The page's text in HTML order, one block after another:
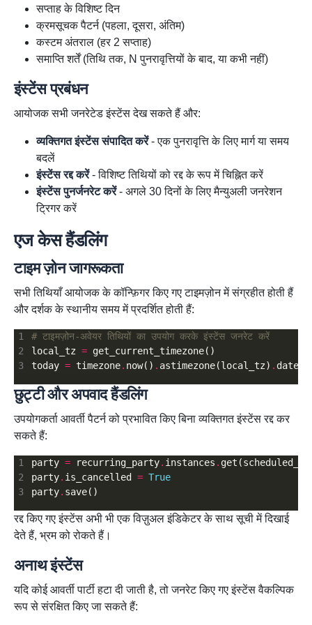
सप्ताह के विशिष्ट दिन
क्रमसूचक पैटर्न (पहला, दूसरा, अंतिम)
कस्टम अंतराल (हर 2 सप्ताह)
समाप्ति शर्तें (तिथि तक, N पुनरावृत्तियों के बाद, या कभी नहीं)
इंस्टेंस प्रबंधन
आयोजक सभी जनरेटेड इंस्टेंस देख सकते हैं और:
व्यक्तिगत इंस्टेंस संपादित करें- एक पुनरावृत्ति के लिए मार्ग या समय
बदलें
इंस्टेंस रद्द करें- विशिष्ट तिथियों को रद्द के रूप में चिह्नित करें
इंस्टेंस पुनर्जनरेट करें- अगले 30 दिनों के लिए मैन्युअली जनरेशन
ट्रिगर करें
एज केस हैंडलिंग
टाइम ज़ोन जागरूकता
सभी तिथियाँ आयोजक के कॉन्फ़िगर किए गए टाइमज़ोन में संग्रहीत होती हैं
और दर्शक के स्थानीय समय में प्रदर्शित होती हैं:
1
3
# टाइमज़ोन-अवेयर तिथियों का उपयोग करके इंस्टेंस जनरेट करें
local_tz =
today = timezone. now() . astimezone(local_tz) .
छुट्टी और अपवाद हैंडलिंग
उपयोगकर्ता आवर्ती पैटर्न को प्रभावित किए बिना व्यक्तिगत इंस्टेंस रद्द कर
सकते हैं:
1
3
party = recurring_party. instances .
party. is_cancelled = True
party.
रद्द किए गए इंस्टेंस अभी भी एक विज़ुअल इंडिकेटर के साथ सूची में दिखाई
देते हैं, भ्रम को रोकते हैं।
अनाथ इंस्टेंस
यदि कोई आवर्ती पार्टी हटा दी जाती है, तो जनरेट किए गए इंस्टेंस वैकल्पिक
रूप से संरक्षित किए जा सकते हैं: